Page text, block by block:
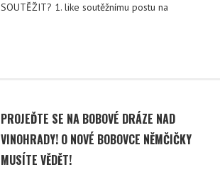
SOUTĚŽIT? 1. like soutěžnímu postu na
PROJEĎTE SE NA BOBOVÉ DRÁZE NAD
VINOHRADY! O NOVÉ BOBOVCE NĚMČIČKY
MUSÍTE VĚDĚT!